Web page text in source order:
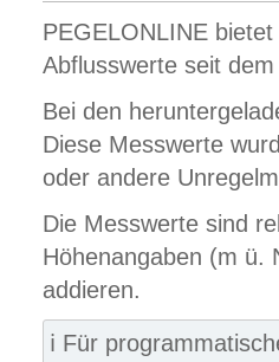
PEGELONLINE
Abflusswerte seit
Bei den
Diese Messwerte
oder andere
Die Messwerte sind
Höhenangaben (m ü.
addieren.
ℹ️ Für